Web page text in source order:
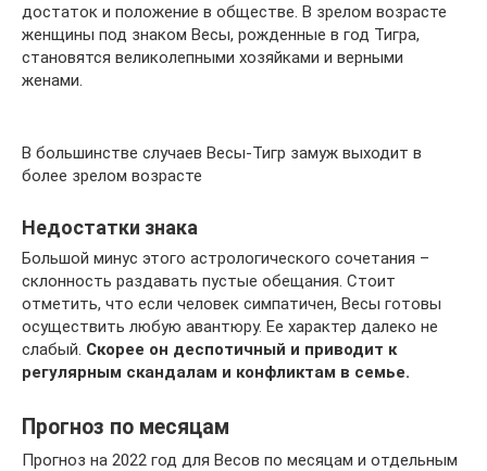
достаток и положение в обществе. В зрелом возрасте
женщины под знаком Весы, рожденные в год Тигра,
становятся великолепными хозяйками и верными
женами.
В большинстве случаев Весы-Тигр замуж выходит в
более зрелом возрасте
Недостатки знака
Большой минус этого астрологического сочетания –
склонность раздавать пустые обещания. Стоит
отметить, что если человек симпатичен, Весы готовы
осуществить любую авантюру. Ее характер далеко не
слабый. Скорее он деспотичный и приводит к
регулярным скандалам и конфликтам в семье.
Прогноз по месяцам
Прогноз на 2022 год для Весов по месяцам и отдельным